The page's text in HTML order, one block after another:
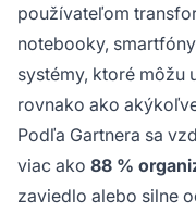
používateľom
notebooky,
systémy, ktoré môžu
rovnako ako
Podľa Gartnera sa
viac ako 88 %
zaviedlo alebo silne